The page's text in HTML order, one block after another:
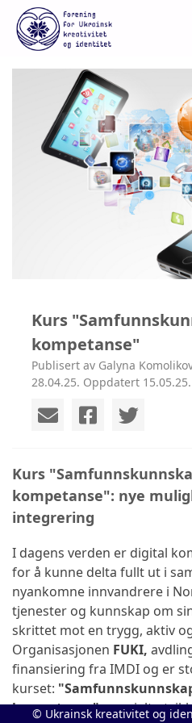
Kurs
kompetanse"
Publisert av Galyna
28.04.25. Oppdatert 15.05.25.
Kurs
kompetanse": nye
integrering
I dagens verden er digital
for å kunne delta fullt ut i
nyankomne innvandrere i
tjenester og kunnskap om
skrittet mot en trygg, aktiv
Organisasjonen FUKI,
finansiering fra IMDI og er
kurset:
kompetanse", spesielt
© Ukrainsk kreativitet og